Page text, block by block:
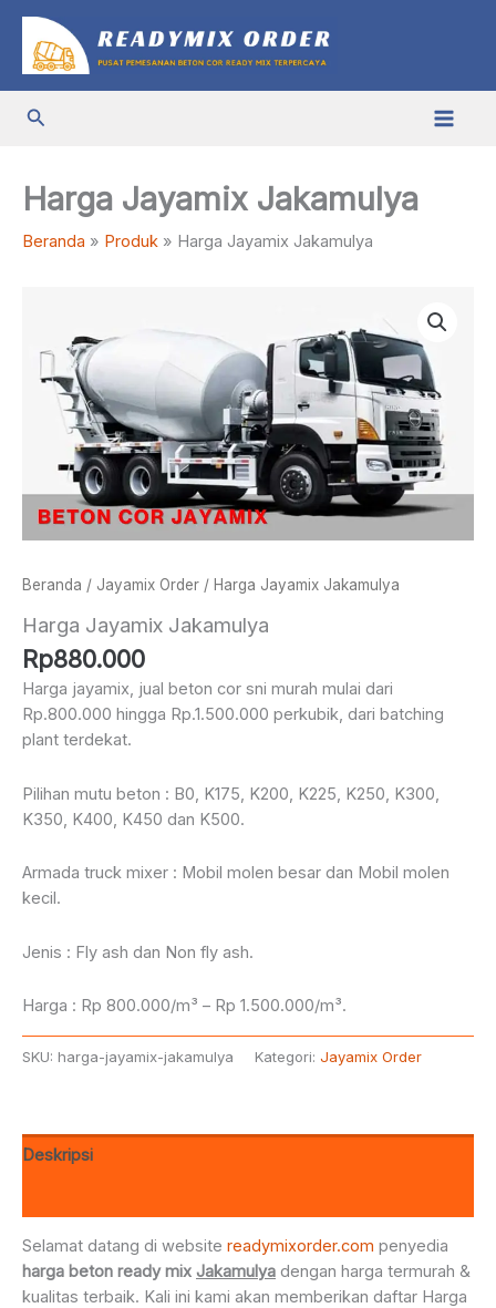
konten
Cari
Harga Jayamix Jakamulya
Beranda Produk Harga Jayamix Jakamulya
Beranda / Jayamix Order / Harga Jayamix Jakamulya
Harga Jayamix Jakamulya
Rp880.000
Harga jayamix, jual beton cor sni murah mulai dari
Rp.800.000 hingga Rp.1.500.000 perkubik, dari batching
plant terdekat.
Pilihan mutu beton : B0, K175, K200, K225, K250, K300,
K350, K400, K450 dan K500.
Armada truck mixer : Mobil molen besar dan Mobil molen
kecil.
Jenis : Fly ash dan Non fly ash.
Harga : Rp 800.000/m³ – Rp 1.500.000/m³.
SKU: harga-jayamix-jakamulya Kategori: Jayamix Order
Deskripsi
Selamat datang di website readymixorder.com penyedia
harga beton ready mix Jakamulya dengan harga termurah &
kualitas terbaik. Kali ini kami akan memberikan daftar Harga